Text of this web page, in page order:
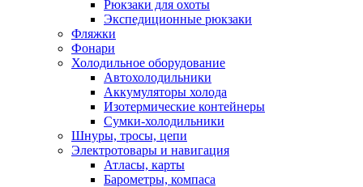
Рюкзаки для охоты
Экспедиционные рюкзаки
Фляжки
Фонари
Холодильное оборудование
Автохолодильники
Аккумуляторы холода
Изотермические контейнеры
Сумки-холодильники
Шнуры, тросы, цепи
Электротовары и навигация
Атласы, карты
Барометры, компаса